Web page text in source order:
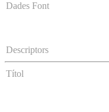
Dades Font
Descriptors
Títol